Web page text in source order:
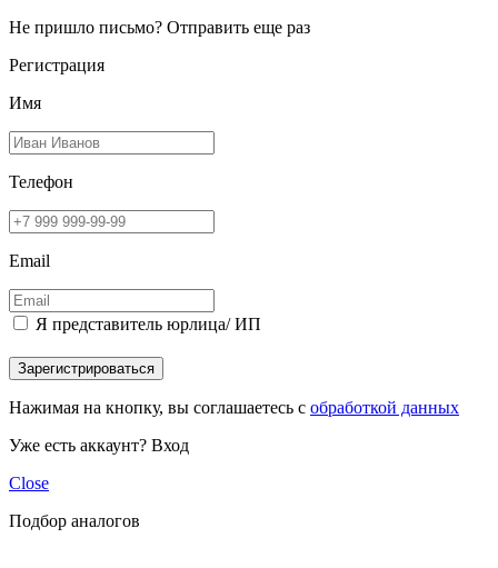
Не пришло письмо? Отправить еще раз
Регистрация
Имя
Телефон
Email
Я представитель юрлица/ ИП
Зарегистрироваться
Нажимая на кнопку, вы соглашаетесь с обработкой данных
Уже есть аккаунт? Вход
Close
Подбор аналогов